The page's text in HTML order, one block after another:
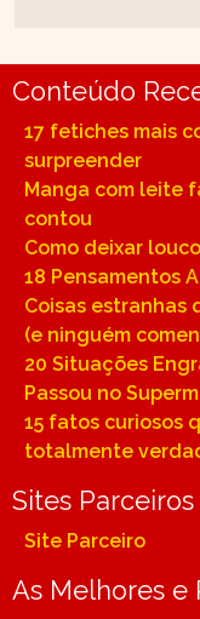
Conteúdo
17 fetiches mais
surpreender
Manga com leite
contou
Como deixar
18 Pensamentos
Coisas estranhas
(e ninguém
20 Situações
Passou no
15 fatos curiosos
totalmente
Sites Parceiros
Site Parceiro
As Melhores e